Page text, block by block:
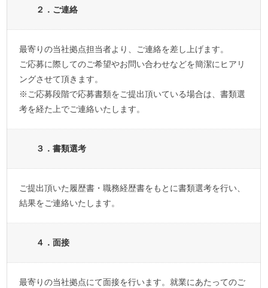
２．ご連絡
最寄りの当社拠点担当者より、ご連絡を差し上げます。
ご応募に際してのご希望やお問い合わせなどを簡潔にヒアリ
ングさせて頂きます。
※ご応募段階で応募書類をご提出頂いている場合は、書類選
考を経た上でご連絡いたします。
３．書類選考
ご提出頂いた履歴書・職務経歴書をもとに書類選考を行い、
結果をご連絡いたします。
４．面接
最寄りの当社拠点にて面接を行います。就業にあたってのご